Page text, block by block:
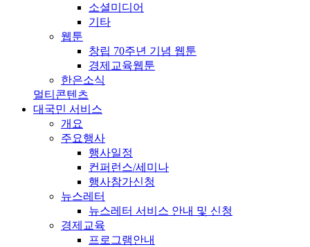
소셜미디어
기타
웹툰
창립 70주년 기념 웹툰
경제교육웹툰
한은소식
멀티콘텐츠
대국민 서비스
개요
주요행사
행사일정
컨퍼런스/세미나
행사참가신청
뉴스레터
뉴스레터 서비스 안내 및 신청
경제교육
프로그램안내